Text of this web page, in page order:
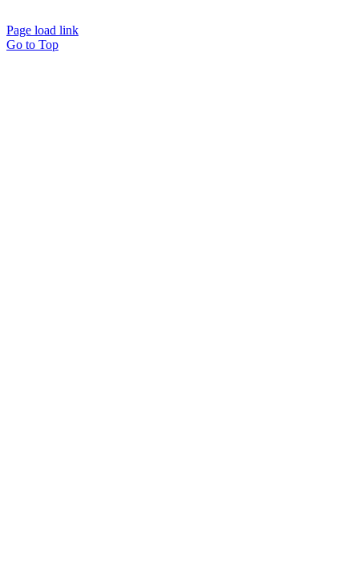
Page load link
Go to Top